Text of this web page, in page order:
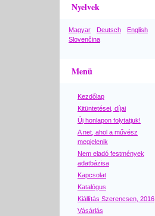
Nyelvek
Magyar Deutsch
English
Slovenčina
Menü
Kezdőlap
Kitüntetései, díjai
Új honlapon folytatjuk!
A net, ahol a művész
megjelenik
Nem eladó festmények
adatbázisa
Kapcsolat
Katalógus
Kiállítás Szerencsen, 2016
Vásárlás